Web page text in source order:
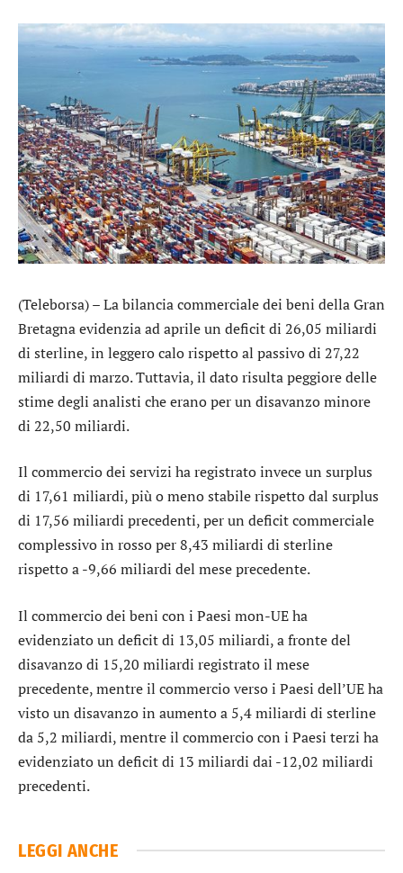
(Teleborsa) – La bilancia commerciale dei beni della Gran
Bretagna evidenzia ad aprile un deficit di 26,05 miliardi
di sterline, in leggero calo rispetto al passivo di 27,22
miliardi di marzo. Tuttavia, il dato risulta peggiore delle
stime degli analisti che erano per un disavanzo minore
di 22,50 miliardi.
Il commercio dei servizi ha registrato invece un surplus
di 17,61 miliardi, più o meno stabile rispetto dal surplus
di 17,56 miliardi precedenti, per un deficit commerciale
complessivo in rosso per 8,43 miliardi di sterline
rispetto a -9,66 miliardi del mese precedente.
Il commercio dei beni con i Paesi mon-UE ha
evidenziato un deficit di 13,05 miliardi, a fronte del
disavanzo di 15,20 miliardi registrato il mese
precedente, mentre il commercio verso i Paesi dell’UE ha
visto un disavanzo in aumento a 5,4 miliardi di sterline
da 5,2 miliardi, mentre il commercio con i Paesi terzi ha
evidenziato un deficit di 13 miliardi dai -12,02 miliardi
precedenti.
LEGGI ANCHE